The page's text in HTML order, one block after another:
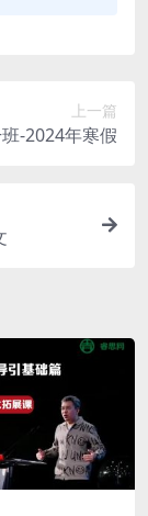
上一篇
-2024年寒假